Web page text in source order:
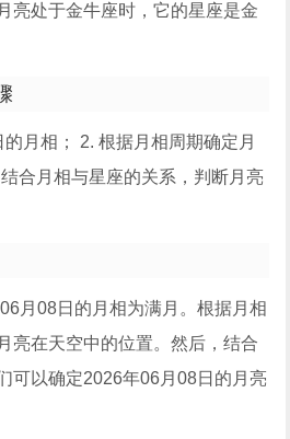
亮处于金牛座时，它的星座是金
月相； 2. 根据月相周期确定月
合月相与星座的关系，判断月亮
月08日的月相为满月。根据月相
亮在天空中的位置。然后，结合
可以确定2026年06月08日的月亮